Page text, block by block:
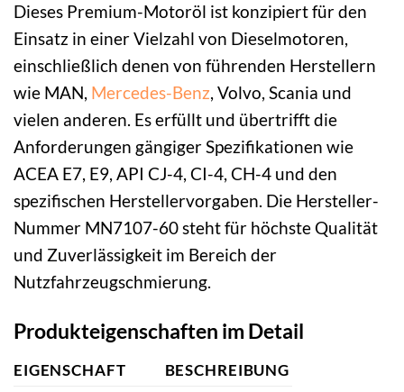
Dieses Premium-Motoröl ist konzipiert für den
Einsatz in einer Vielzahl von Dieselmotoren,
einschließlich denen von führenden Herstellern
wie MAN, Mercedes-Benz, Volvo, Scania und
vielen anderen. Es erfüllt und übertrifft die
Anforderungen gängiger Spezifikationen wie
ACEA E7, E9, API CJ-4, CI-4, CH-4 und den
spezifischen Herstellervorgaben. Die Hersteller-
Nummer MN7107-60 steht für höchste Qualität
und Zuverlässigkeit im Bereich der
Nutzfahrzeugschmierung.
Produkteigenschaften im Detail
EIGENSCHAFT
BESCHREIBUNG